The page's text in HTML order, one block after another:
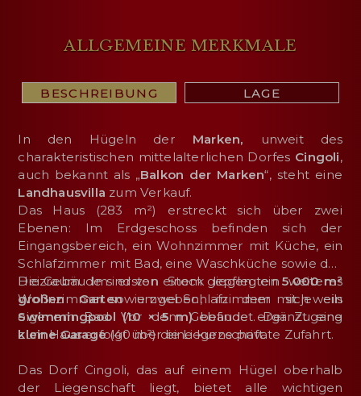
ALLGEMEINE MERKMALE
BESCHREIBUNG LAGE
In den Hügeln der Marken, unweit des
charakteristischen mittelalterlichen Dorfes Cingoli,
auch bekannt als „Balkon der Marken“, steht eine
Landhausvilla zum Verkauf.
Das Haus (283 m²) erstreckt sich über zwei
Ebenen: Im Erdgeschoss befinden sich der
Eingangsbereich, ein Wohnzimmer mit Küche, ein
Schlafzimmer mit Bad, eine Waschküche sowie der
Heizraum. Im ersten Stock liegen ein weiteres
Wohnzimmer sowie zwei Schlafzimmer mit jeweils
eigenem Bad. Vor dem Gebäude ergänzt eine
kleine Garage(40 m²) die Liegenschaft.
Die Gebäude sind von einem gepflegten5.000 m²
großen Gartenumgeben, in dem sich ein
Swimmingpool (10 × 5 m)befindet. Der Zugang
zum Haus erfolgt über eine kurze private Zufahrt.
Das Dorf Cingoli, das auf einem Hügel oberhalb
der Liegenschaft liegt, bietet alle wichtigen